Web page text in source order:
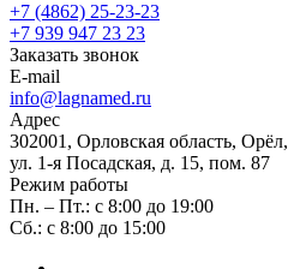
+7 (4862) 25-23-23
+7 939 947 23 23
Заказать звонок
E-mail
info@lagnamed.ru
Адрес
302001, Орловская область, Орёл,
ул. 1-я Посадская, д. 15, пом. 87
Режим работы
Пн. – Пт.: с 8:00 до 19:00
Сб.: с 8:00 до 15:00